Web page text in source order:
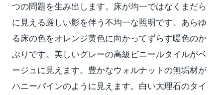
つの問題を生み出します。床が均一ではなくまだら
に見える厳しい影を伴う不均一な照明です。あらゆ
る床の色をオレンジ黄色に向かってずらす暖色のか
ぶりです。美しいグレーの高級ビニールタイルがベ
ージュに見えます。豊かなウォルナットの無垢材が
ハニーパインのように見えます。白い大理石のタイ